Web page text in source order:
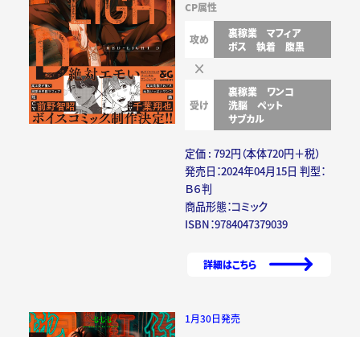
CP属性
攻め 裏稼業
マフィア
ボス
執着 腹黒
受け
裏稼業
ワンコ
洗脳
ペット
サブカル
定価 : 792円（本体720円＋税）
発売日：2024年04月15日 判型：
Ｂ６判
商品形態：コミック
ISBN：9784047379039
詳細はこちら
1月30日発売